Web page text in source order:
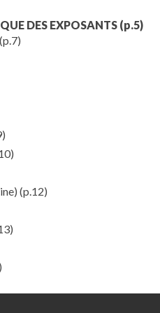
DES EXPOSANTS (p.5)
(p.7)
(p.12)